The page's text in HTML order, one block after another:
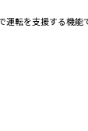
転を支援する機能